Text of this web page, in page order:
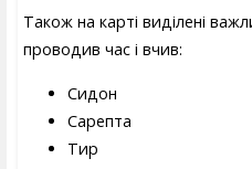
Також на карті виділені
проводив час і вчив:
Сидон
Сарепта
Тир